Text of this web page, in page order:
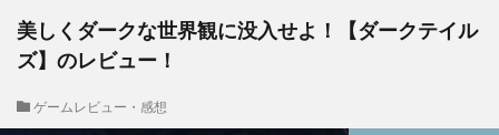
美しくダークな世界観に没入せよ！【ダークテイル
ズ】のレビュー！
ゲームレビュー・感想